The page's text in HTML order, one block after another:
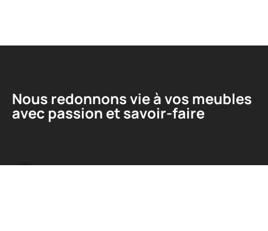
Nous redonnons vie à vos meubles
avec passion et savoir-faire